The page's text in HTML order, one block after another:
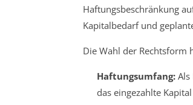
Haftungsbeschränkung
Kapitalbedarf und
Die Wahl der Rechtsform
Haftungsumfang:Als
das eingezahlte